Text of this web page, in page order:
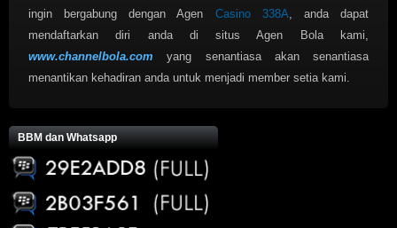
ingin bergabung dengan Agen Casino 338A , anda dapat
mendaftarkan diri anda di situs Agen Bola kami,
www.channelbola.com yang senantiasa akan senantiasa
menantikan kehadiran anda untuk menjadi member setia kami.
BBM dan Whatsapp